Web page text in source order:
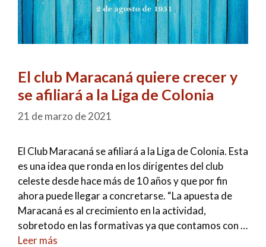
El club Maracaná quiere crecer y
se afiliará a la Liga de Colonia
21 de marzo de 2021
El Club Maracaná se afiliará a la Liga de Colonia. Esta
es una idea que ronda en los dirigentes del club
celeste desde hace más de 10 años y que por fin
ahora puede llegar a concretarse. “La apuesta de
Maracaná es al crecimiento en la actividad,
sobretodo en las formativas ya que contamos con …
Leer más